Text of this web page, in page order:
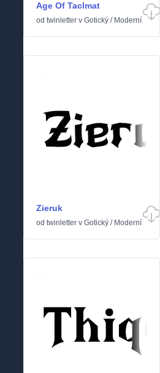
Age Of Taclmat
od twinletter v Gotický / Moderní
Zieruk
od twinletter v Gotický / Moderní